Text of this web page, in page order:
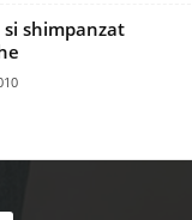
si shimpanzat